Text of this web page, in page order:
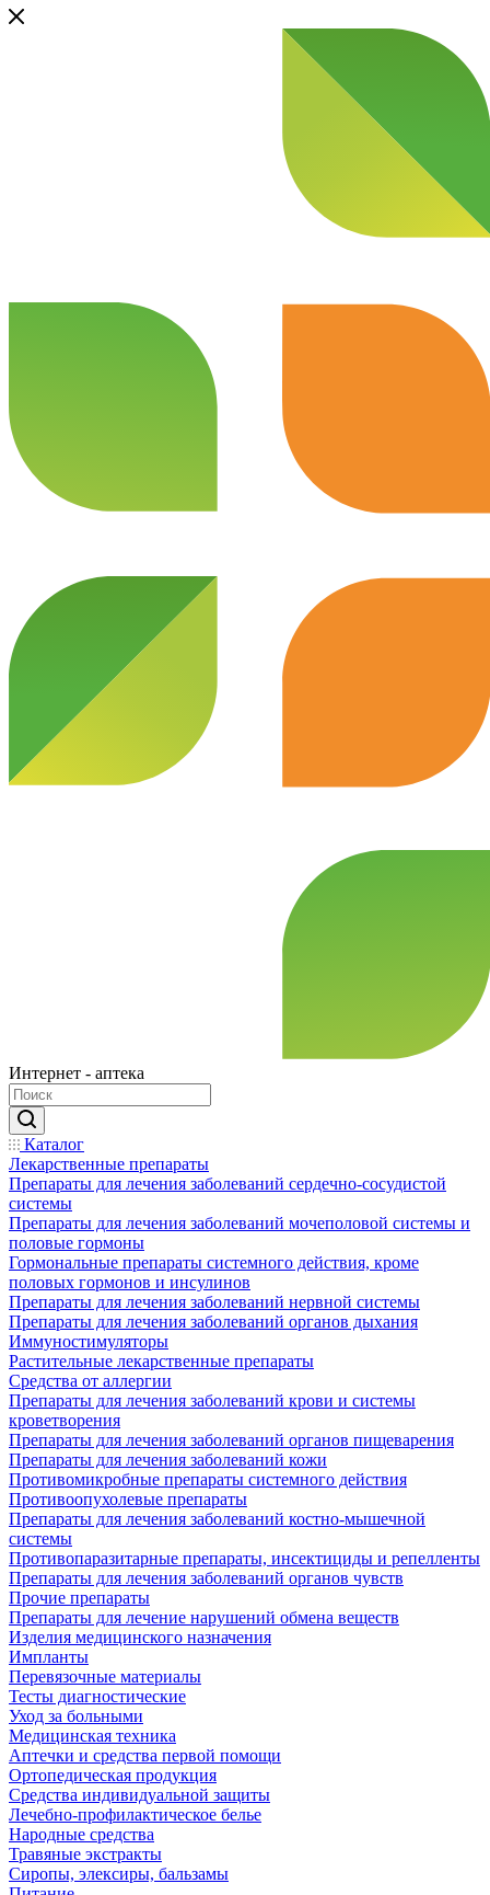
Интернет - аптека
Каталог
Лекарственные препараты
Препараты для лечения заболеваний сердечно-сосудистой
системы
Препараты для лечения заболеваний мочеполовой системы и
половые гормоны
Гормональные препараты системного действия, кроме
половых гормонов и инсулинов
Препараты для лечения заболеваний нервной системы
Препараты для лечения заболеваний органов дыхания
Иммуностимуляторы
Растительные лекарственные препараты
Средства от аллергии
Препараты для лечения заболеваний крови и системы
кроветворения
Препараты для лечения заболеваний органов пищеварения
Препараты для лечения заболеваний кожи
Противомикробные препараты системного действия
Противоопухолевые препараты
Препараты для лечения заболеваний костно-мышечной
системы
Противопаразитарные препараты, инсектициды и репелленты
Препараты для лечения заболеваний органов чувств
Прочие препараты
Препараты для лечение нарушений обмена веществ
Изделия медицинского назначения
Импланты
Перевязочные материалы
Тесты диагностические
Уход за больными
Медицинская техника
Аптечки и средства первой помощи
Ортопедическая продукция
Средства индивидуальной защиты
Лечебно-профилактическое белье
Народные средства
Травяные экстракты
Сиропы, элексиры, бальзамы